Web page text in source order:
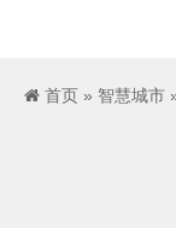
首页 » 智慧城市